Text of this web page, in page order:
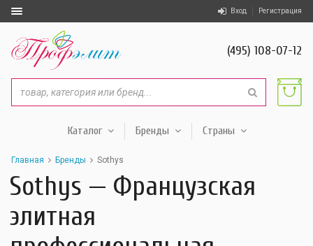
Вход Регистрация
(495) 108-07-12
Каталог Бренды Страны
Главная Бренды Sothys
Sothys — Французская
элитная